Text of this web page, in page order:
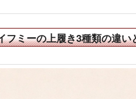
フミーの上履き3種類の違